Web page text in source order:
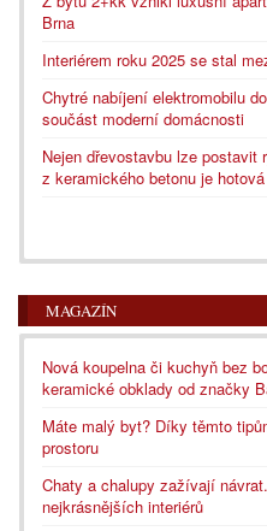
Brna
Interiérem roku 2025 se stal
Chytré nabíjení elektromobilu
součást moderní domácnosti
Nejen dřevostavbu lze postavit
z keramického betonu je
MAGAZÍN
Nová koupelna či kuchyň bez
keramické obklady od značky
Máte malý byt? Díky těmto
prostoru
Chaty a chalupy zažívají
nejkrásnějších interiérů